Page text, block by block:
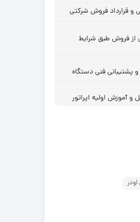
لیفتراک
و قرارداد فروش شرکتی
از فروش طبق شرایط
پشتیبانی فنی دستگاه
آموزش اولیه اپراتور